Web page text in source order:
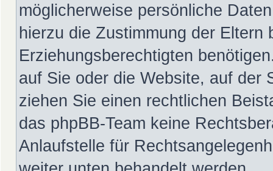
möglicherweise persönliche
hierzu die Zustimmung der
Erziehungsberechtigten
auf Sie oder die Website, auf der
ziehen Sie einen rechtlichen
das phpBB-Team keine
Anlaufstelle für